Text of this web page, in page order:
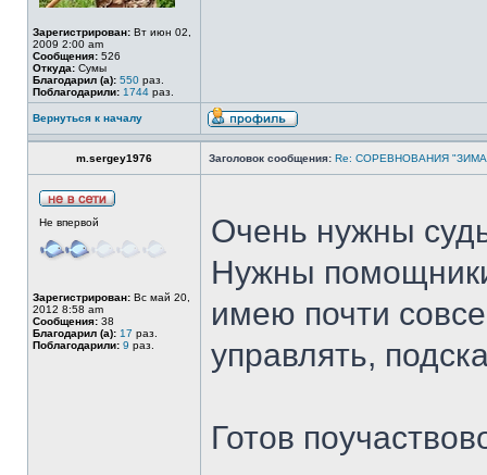
Зарегистрирован: Вт июн 02,
2009 2:00 am
Сообщения: 526
Откуда: Сумы
Благодарил (а): 550 раз.
Поблагодарили: 1744 раз.
Вернуться к началу
m.sergey1976 Заголовок сообщения: Re: СОРЕВНОВАНИЯ
Не впервой
Зарегистрирован: Вс май 20,
2012 8:58 am
Сообщения: 38
Благодарил (а): 17 раз.
Поблагодарили: 9 раз.
Очень нужны
Нужны
имею почти
управлять,
Готов